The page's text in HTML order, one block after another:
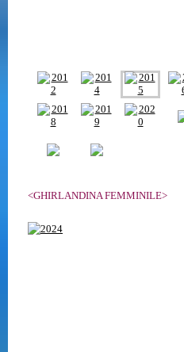
<GHIRLANDINA FEMMINILE>